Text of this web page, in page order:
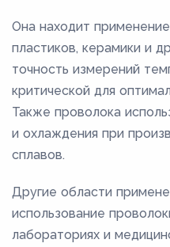
Она находит
пластиков, керамики и
точность измерений
критической для
Также проволока
и охлаждения при
сплавов.
Другие области
использование
лабораториях и